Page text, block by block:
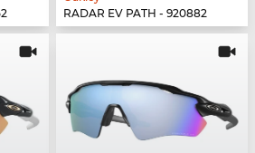
RADAR EV PATH - 920882